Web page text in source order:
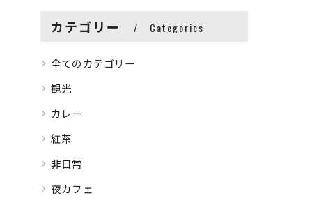
カテゴリー Categories
全てのカテゴリー
観光
カレー
紅茶
非日常
夜カフェ